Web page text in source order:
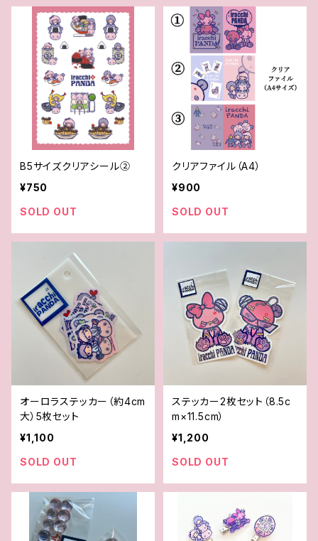
B5サイズクリアシール②
¥750
SOLD OUT
クリアファイル（A4）
¥900
SOLD OUT
オーロラステッカー（約4cm
大）5枚セット
¥1,100
SOLD OUT
ステッカー2枚セット（8.5c
m×11.5cm）
¥1,200
SOLD OUT